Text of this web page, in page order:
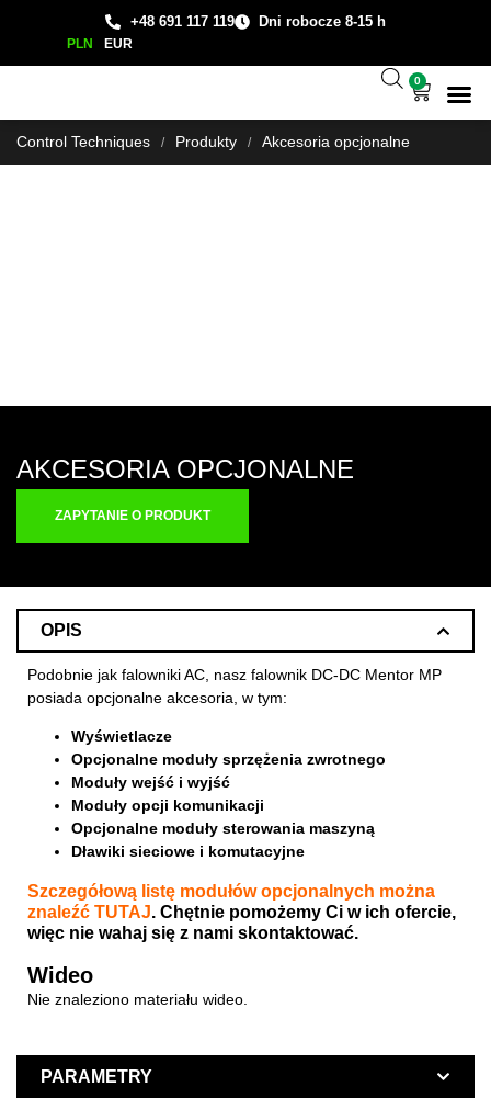
+48 691 117 119 Dni robocze 8-15 h
PLN EUR
0
Control Techniques / Produkty / Akcesoria opcjonalne
AKCESORIA OPCJONALNE
ZAPYTANIE O PRODUKT
OPIS
PARAMETRY
Podobnie jak falowniki AC, nasz falownik DC-DC Mentor MP
posiada opcjonalne akcesoria, w tym:
Wyświetlacze
Opcjonalne moduły sprzężenia zwrotnego
Moduły wejść i wyjść
Moduły opcji komunikacji
Opcjonalne moduły sterowania maszyną
Dławiki sieciowe i komutacyjne
Szczegółową listę modułów opcjonalnych można
znaleźć TUTAJ. Chętnie pomożemy Ci w ich ofercie,
więc nie wahaj się z nami skontaktować.
Wideo
Nie znaleziono materiału wideo.